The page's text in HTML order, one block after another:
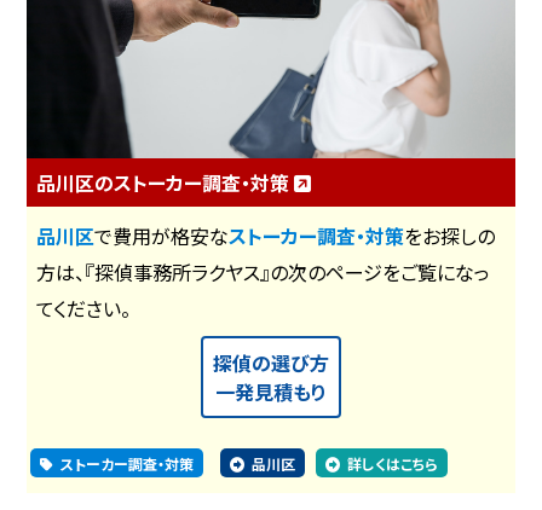
品川区のストーカー調査・対策
品川区で費用が格安なストーカー調査・対策をお探しの
方は、『探偵事務所ラクヤス』の次のページをご覧になっ
てください。
探偵の選び方
一発見積もり
ストーカー調査・対策 品川区 詳しくはこちら